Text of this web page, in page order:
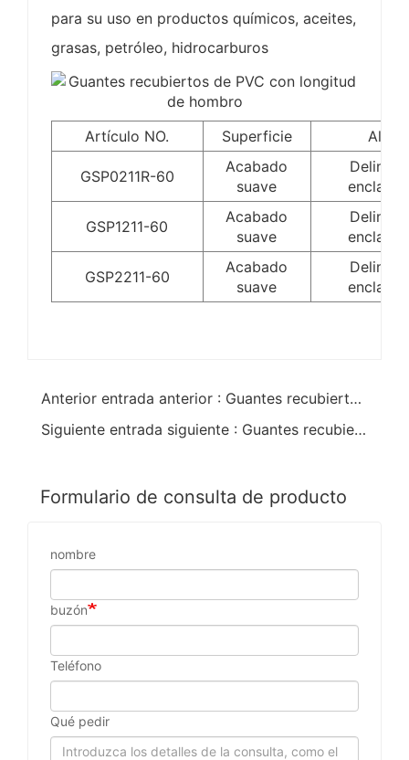
para su uso en productos químicos, aceites,
grasas, petróleo, hidrocarburos
Artículo NO. Superficie
GSP0211R-60
Acabado
suave
GSP1211-60
Acabado
suave
GSP2211-60
Acabado
suave
Anterior entrada anterior : Guantes recubiertos de PVC con 18"
Siguiente entrada siguiente : Guantes recubiertos de PVC de tamaño personalizable
Formulario de consulta de producto
nombre
buzón
Teléfono
Qué pedir